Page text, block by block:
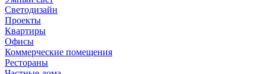
Светодизайн
Проекты
Квартиры
Офисы
Коммерческие помещения
Рестораны